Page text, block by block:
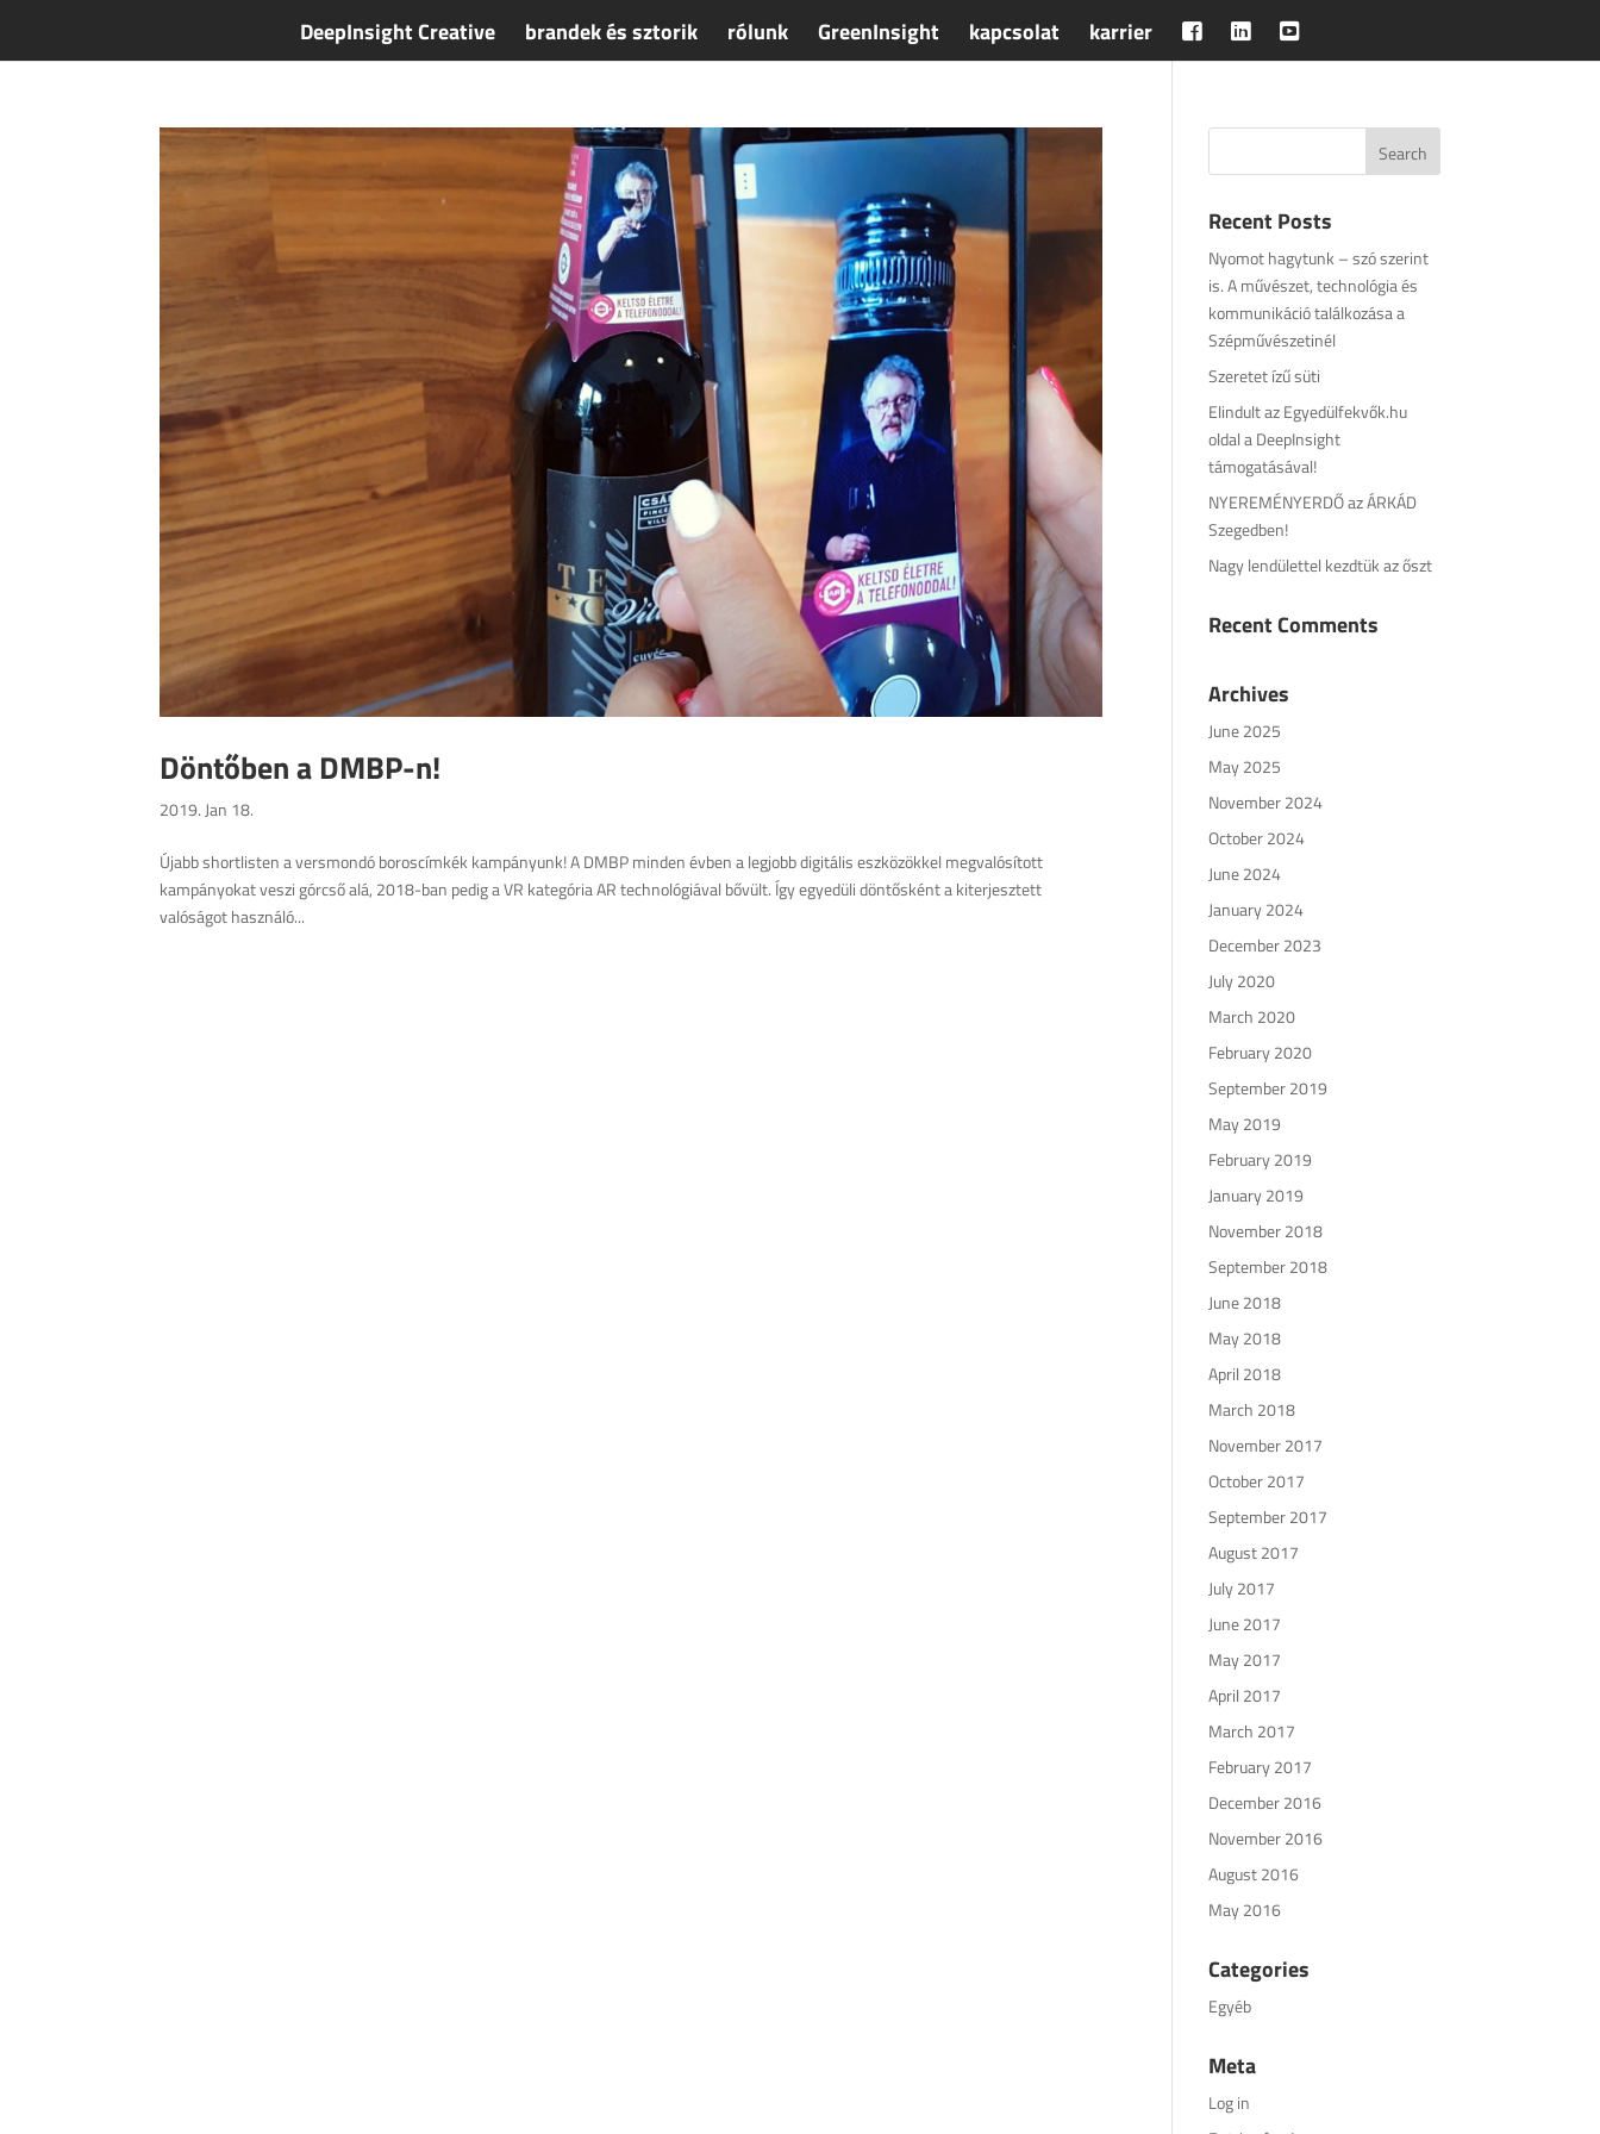
DeepInsight Creative brandek és sztorik rólunk GreenInsight kapcsolat karrier
Döntőben a DMBP-n!
2019. Jan 18.
Újabb shortlisten a versmondó boroscímkék kampányunk! A DMBP minden évben a legjobb digitális eszközökkel megvalósított
kampányokat veszi górcső alá, 2018-ban pedig a VR kategória AR technológiával bővült. Így egyedüli döntősként a kiterjesztett
valóságot használó...
Recent Posts
Nyomot hagytunk – szó szerint
is. A művészet, technológia és
kommunikáció találkozása a
Szépművészetinél
Szeretet ízű süti
Elindult az Egyedülfekvők.hu
oldal a DeepInsight
támogatásával!
NYEREMÉNYERDŐ az ÁRKÁD
Szegedben!
Nagy lendülettel kezdtük az őszt
Recent Comments
Archives
June 2025
May 2025
November 2024
October 2024
June 2024
January 2024
December 2023
July 2020
March 2020
February 2020
September 2019
May 2019
February 2019
January 2019
November 2018
September 2018
June 2018
May 2018
April 2018
March 2018
November 2017
October 2017
September 2017
August 2017
July 2017
June 2017
May 2017
April 2017
March 2017
February 2017
December 2016
November 2016
August 2016
May 2016
Categories
Egyéb
Meta
Log in